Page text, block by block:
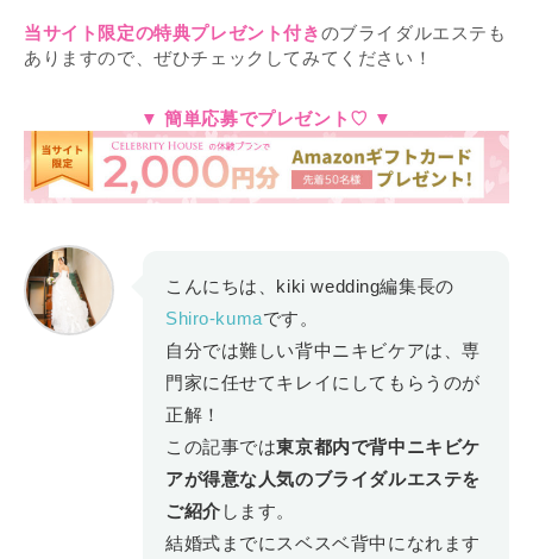
当サイト限定の特典プレゼント付きのブライダルエステも
ありますので、ぜひチェックしてみてください！
▼ 簡単応募でプレゼント♡ ▼
こんにちは、kiki wedding編集長の
Shiro-kumaです。
自分では難しい背中ニキビケアは、専
門家に任せてキレイにしてもらうのが
正解！
この記事では東京都内で背中ニキビケ
アが得意な人気のブライダルエステを
ご紹介 します。
結婚式までにスベスベ背中になれます